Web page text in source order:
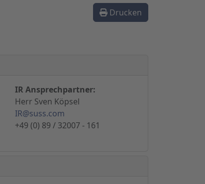
Drucken
IR Ansprechpartner:
Herr Sven Köpsel
IR@suss.com
+49 (0) 89 / 32007 - 161